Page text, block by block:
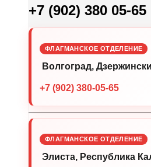
+7 (902) 380 05-65
ФЛАГМАНСКОЕ ОТДЕЛЕНИЕ
Волгоград,
+7 (902) 380-05-65
ФЛАГМАНСКОЕ ОТДЕЛЕНИЕ
Элиста, Республика